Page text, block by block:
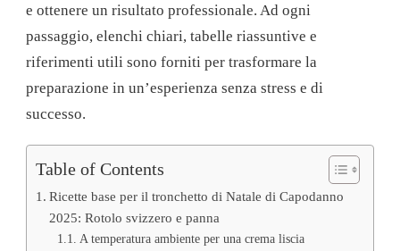
e ottenere un risultato professionale. Ad ogni
passaggio, elenchi chiari, tabelle riassuntive e
riferimenti utili sono forniti per trasformare la
preparazione in un’esperienza senza stress e di
successo.
Table of Contents
Ricette base per il tronchetto di Natale di Capodanno
2025: Rotolo svizzero e panna
A temperatura ambiente per una crema liscia